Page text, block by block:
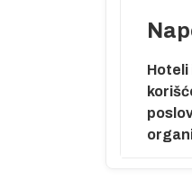
Hoteli